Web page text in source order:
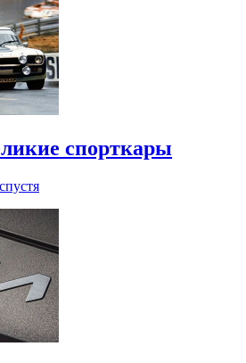
спорткары